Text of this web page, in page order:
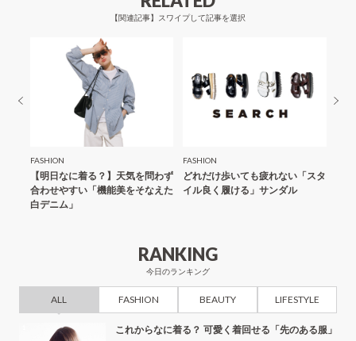
【関連記事】スワイプして記事を選択
FASHION
【明日なに着る？】天気を問わず
合わせやすい「機能美をそなえた
白デニム」
FASHION
どれだけ歩いても疲れない「スタ
イル良く履ける」サンダル
RANKING
今日のランキング
ALL FASHION BEAUTY LIFESTYLE
これからなに着る？ 可愛く着回せる「先のある服」